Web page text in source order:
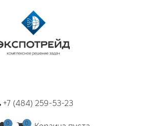
+7 (484) 259-53-23